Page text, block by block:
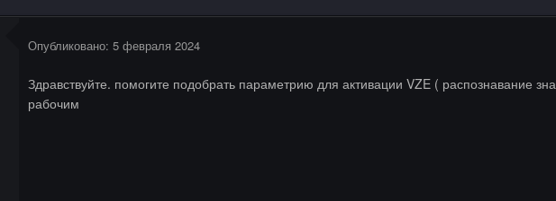
Опубликовано: 5 февраля 2024
Здравствуйте. помогите подобрать параметрию для активации VZE ( распознавание
рабочим